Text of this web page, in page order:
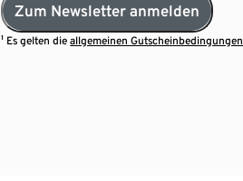
Zum Newsletter anmelden
¹ Es gelten dieallgemeinen Gutscheinbedingungen